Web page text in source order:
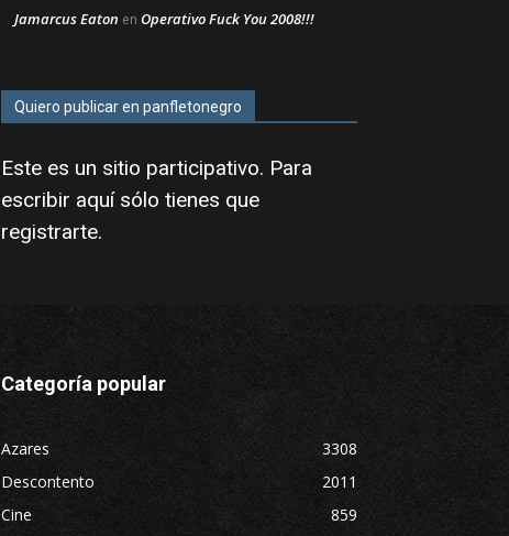
Jamarcus Eaton en Operativo Fuck You 2008!!!
Quiero publicar en panfletonegro
Este es un sitio participativo. Para
escribir aquí sólo tienes que
registrarte.
Categoría popular
Azares
3308
Descontento
2011
Cine
859